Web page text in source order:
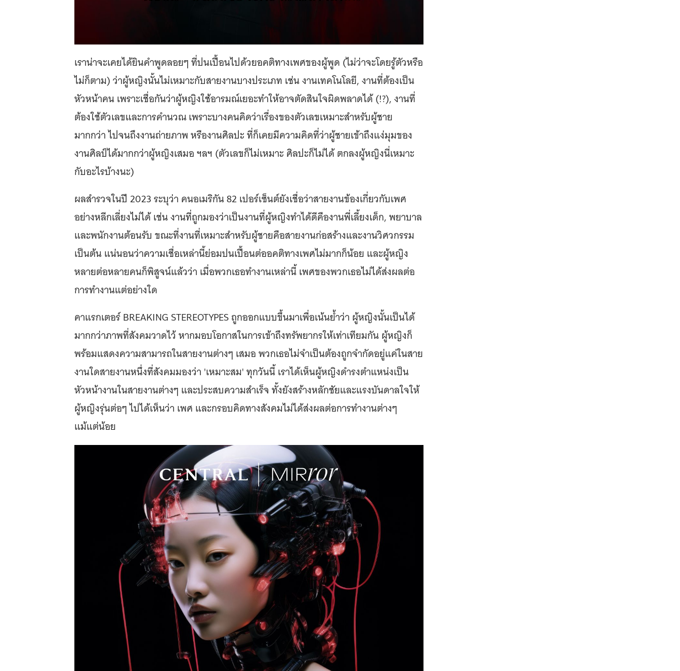
เราน่าจะเคยได้ยินคำพูดลอยๆ ที่ปนเปื้อนไปด้วยอคติทางเพศของผู้พูด (ไม่ว่าจะโดยรู้ตัวหรือ
ไม่ก็ตาม) ว่าผู้หญิงนั้นไม่เหมาะกับสายงานบางประเภท เช่น งานเทคโนโลยี, งานที่ต้องเป็น
หัวหน้าคน เพราะเชื่อกันว่าผู้หญิงใช้อารมณ์เยอะทำให้อาจตัดสินใจผิดพลาดได้ (!?), งานที่
ต้องใช้ตัวเลขและการคำนวณ เพราะบางคนคิดว่าเรื่องของตัวเลขเหมาะสำหรับผู้ชาย
มากกว่า ไปจนถึงงานถ่ายภาพ หรืองานศิลปะ ที่ก็เคยมีความคิดที่ว่าผู้ชายเข้าถึงแง่มุมของ
งานศิลป์ได้มากกว่าผู้หญิงเสมอ ฯลฯ (ตัวเลขก็ไม่เหมาะ ศิลปะก็ไม่ได้ ตกลงผู้หญิงนี่เหมาะ
กับอะไรบ้างนะ)
ผลสำรวจในปี 2023 ระบุว่า คนอเมริกัน 82 เปอร์เซ็นต์ยังเชื่อว่าสายงานข้องเกี่ยวกับเพศ
อย่างหลีกเลี่ยงไม่ได้ เช่น งานที่ถูกมองว่าเป็นงานที่ผู้หญิงทำได้ดีคืองานพี่เลี้ยงเด็ก, พยาบาล
และพนักงานต้อนรับ ขณะที่งานที่เหมาะสำหรับผู้ชายคือสายงานก่อสร้างและงานวิศวกรรม
เป็นต้น แน่นอนว่าความเชื่อเหล่านี้ย่อมปนเปื้อนต่ออคติทางเพศไม่มากก็น้อย และผู้หญิง
หลายต่อหลายคนก็พิสูจน์แล้วว่า เมื่อพวกเธอทำงานเหล่านี้ เพศของพวกเธอไม่ได้ส่งผลต่อ
การทำงานแต่อย่างใด
คาแรกเตอร์ BREAKING STEREOTYPES ถูกออกแบบขึ้นมาเพื่อเน้นย้ำว่า ผู้หญิงนั้นเป็นได้
มากกว่าภาพที่สังคมวาดไว้ หากมอบโอกาสในการเข้าถึงทรัพยากรให้เท่าเทียมกัน ผู้หญิงก็
พร้อมแสดงความสามารถในสายงานต่างๆ เสมอ พวกเธอไม่จำเป็นต้องถูกจำกัดอยู่แค่ในสาย
งานใดสายงานหนึ่งที่สังคมมองว่า 'เหมาะสม' ทุกวันนี้ เราได้เห็นผู้หญิงดำรงตำแหน่งเป็น
หัวหน้างานในสายงานต่างๆ และประสบความสำเร็จ ทั้งยังสร้างหลักชัยและแรงบันดาลใจให้
ผู้หญิงรุ่นต่อๆ ไปได้เห็นว่า เพศ และกรอบคิดทางสังคมไม่ได้ส่งผลต่อการทำงานต่างๆ
แม้แต่น้อย